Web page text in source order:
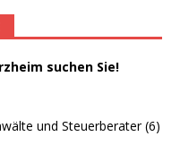
suchen Sie!
und Steuerberater (6)